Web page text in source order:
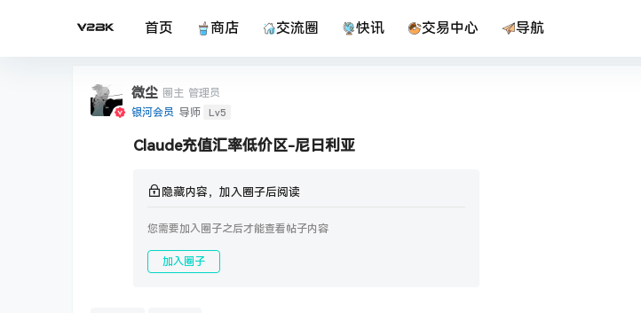
首页 商店 交流圈 快讯 交易中心 导航
微尘 圈主 管理员
银河会员 导师 Lv5
Claude充值汇率低价区-尼日利亚
隐藏内容，加入圈子后阅读
您需要加入圈子之后才能查看帖子内容
加入圈子